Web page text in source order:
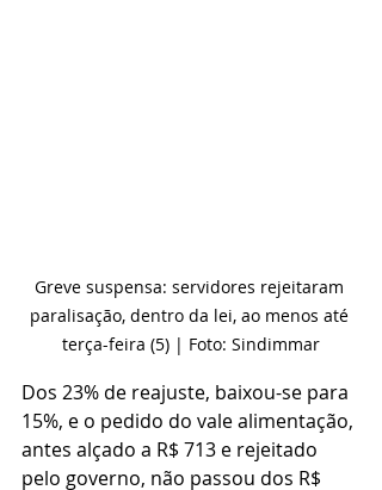
Greve suspensa: servidores rejeitaram
paralisação, dentro da lei, ao menos até
terça-feira (5) | Foto: Sindimmar
Dos 23% de reajuste, baixou-se para
15%, e o pedido do vale alimentação,
antes alçado a R$ 713 e rejeitado
pelo governo, não passou dos R$